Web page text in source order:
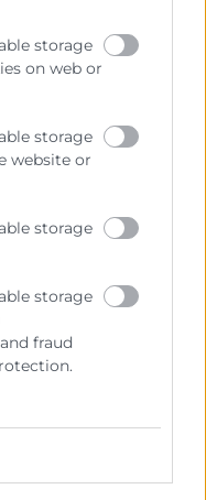
storage
on web or
storage
website or
storage
storage
fraud
per la
d’exportació. Esta
una major
impulsa a ser més
enfront de
empresa no
renoven el
2